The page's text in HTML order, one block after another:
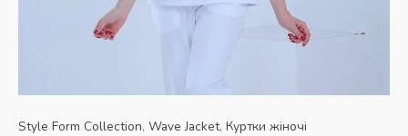
Style Form Collection, Wave Jacket, Куртки жіночі